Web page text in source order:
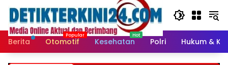
Langsung
konten
Berita
Otomotif Kesehatan Polri Hukum &